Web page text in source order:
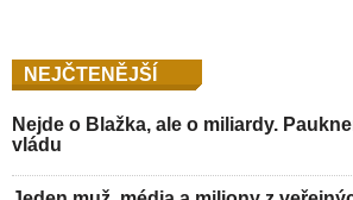
NEJČTENĚJŠÍ
Nejde o Blažka, ale o miliardy.
vládu